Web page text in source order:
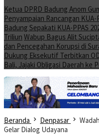
Ketua DPRD Badung Anom
Penyampaian Rancangan KUA-
Badung Sepakati KUA-PPAS
Triliun Wabup Bagus Alit
dan Pencegahan Korupsi di
Dukung Eksekutif Terbitkan
Bali, Jajaki Obligasi Daerah ke
Beranda Denpasar
Gelar Dialog Udayana